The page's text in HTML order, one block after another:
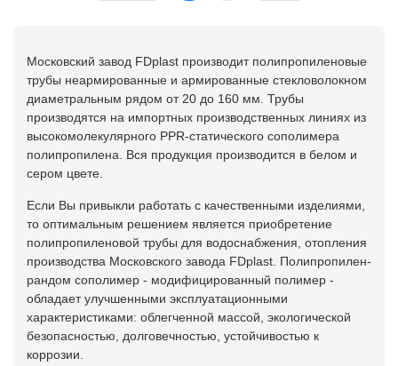
Московский завод FDplast производит полипропиленовые
трубы неармированные и армированные стекловолокном
диаметральным рядом от 20 до 160 мм. Трубы
производятся на импортных производственных линиях из
высокомолекулярного PPR-статического сополимера
полипропилена. Вся продукция производится в белом и
сером цвете.
Если Вы привыкли работать с качественными изделиями,
то оптимальным решением является приобретение
полипропиленовой трубы для водоснабжения, отопления
производства Московского завода FDplast. Полипропилен-
рандом сополимер - модифицированный полимер -
обладает улучшенными эксплуатационными
характеристиками: облегченной массой, экологической
безопасностью, долговечностью, устойчивостью к
коррозии.